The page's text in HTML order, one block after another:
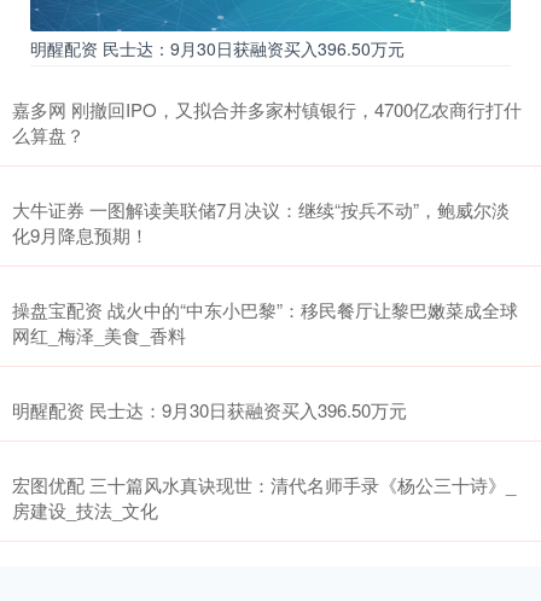
明醒配资 民士达：9月30日获融资买入396.50万元
嘉多网 刚撤回IPO，又拟合并多家村镇银行，4700亿农商行打什
么算盘？
大牛证券 一图解读美联储7月决议：继续“按兵不动”，鲍威尔淡
化9月降息预期！
操盘宝配资 战火中的“中东小巴黎”：移民餐厅让黎巴嫩菜成全球
网红_梅泽_美食_香料
明醒配资 民士达：9月30日获融资买入396.50万元
宏图优配 三十篇风水真诀现世：清代名师手录《杨公三十诗》_
房建设_技法_文化